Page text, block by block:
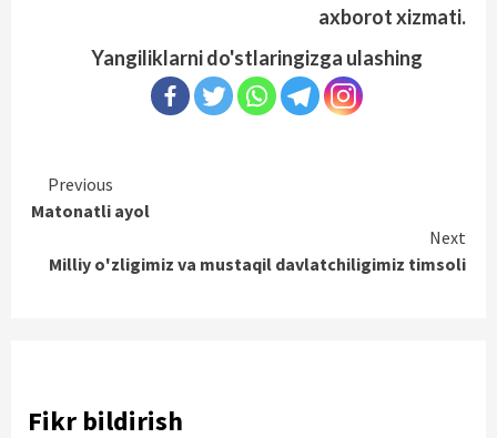
axborot xizmati.
Yangiliklarni do'stlaringizga ulashing
Continue
Reading
Previous
Matonatli ayol
Next
Milliy o'zligimiz va mustaqil davlatchiligimiz timsoli
Fikr bildirish